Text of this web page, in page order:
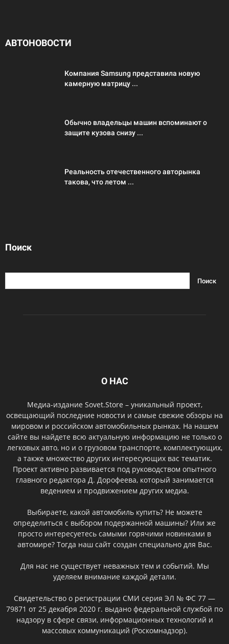
АВТОНОВОСТИ
Компания Samsung представила новую
камерную матрицу ...
Обычно владельцы машин вспоминают о
защите кузова снизу ...
Реальность отечественного авторынка
такова, что летом ...
Поиск
О НАС
Медиа-издание Sovet.Store – уникальный проект,
освещающий последние новости и самые свежие обзоры на
мировом и российском автомобильных рынках. На нашем
сайте вы найдете всю актуальную информацию не только о
легковых авто, но и о грузовом транспорте, комплектующих,
а также множество других интересующих вас тематик.
Проект активно развивается под руководством опытного
главного редактора Д. Дорофеева, который занимается
ведением и продвижением других медиа.
Выбираете, какой автомобиль купить? Не можете
определиться с выбором подержанной машины? Или же
просто интересуетесь самыми горячими новинками в
автомире? Тогда наш сайт создан специально для Вас.
Для нас не существует неважных тем и событий. Мы
уделяем внимание каждой детали.
Свидетельство о регистрации СМИ серия ЭЛ № ФС 77 —
79871 от 25 декабря 2020 г. выдано федеральной службой по
надзору в сфере связи, информационных технологий и
массовых коммуникаций (Роскомнадзор).